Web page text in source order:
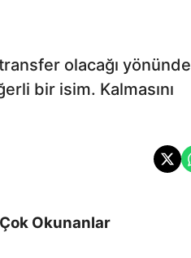
olacağı yönünde
bir isim. Kalmasını
Okunanlar